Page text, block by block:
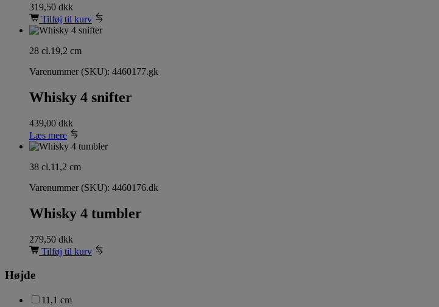
319,50 dkk
Tilføj til kurv
28 cl.19,2 cm
Varenummer (SKU): 4460177.gk
Whisky 4 snifter
439,00 dkk
Læs mere
38 cl.11,2 cm
Varenummer (SKU): 4460176.dk
Whisky 4 tumbler
279,50 dkk
Tilføj til kurv
Højde
11,1 cm